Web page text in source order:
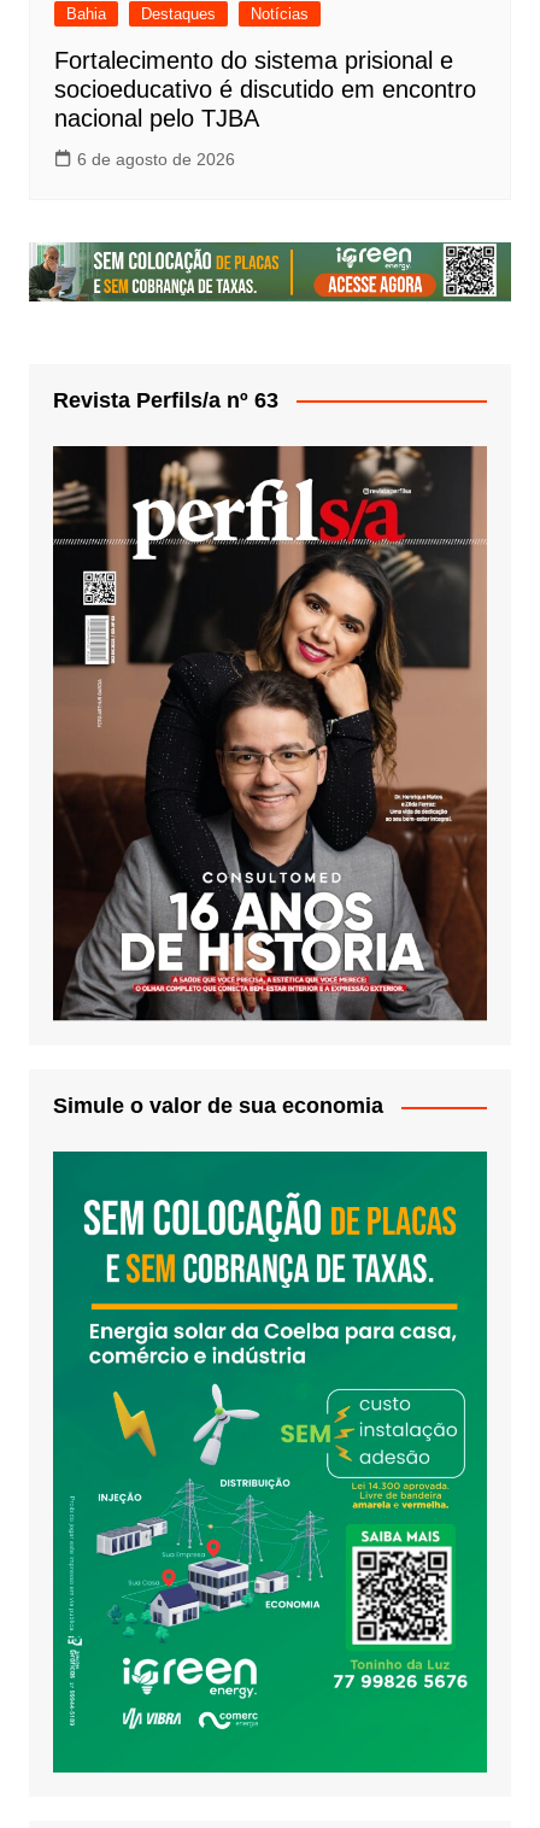
Bahia Destaques Notícias
Fortalecimento do sistema prisional e
socioeducativo é discutido em encontro
nacional pelo TJBA
6 de agosto de 2026
Revista Perfils/a nº 63
Simule o valor de sua economia